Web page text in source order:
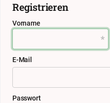
Registrieren
Vorname
E-Mail
Passwort